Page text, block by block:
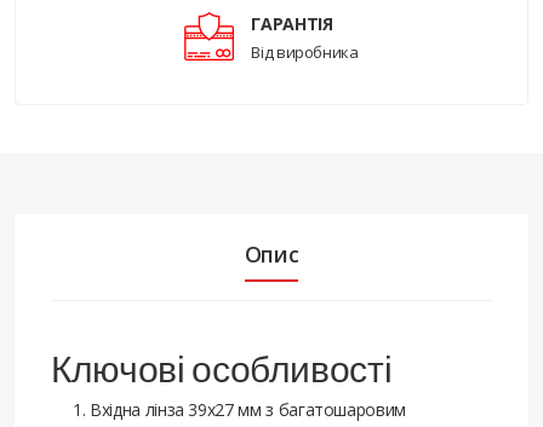
ГАРАНТІЯ
Від виробника
Опис
Ключові особливості
Вхідна лінза 39x27 мм з багатошаровим